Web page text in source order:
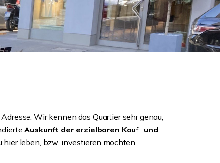
Wir kennen das Quartier sehr genau,
Auskunft der erzielbaren Kauf- und
hier leben, bzw. investieren möchten.